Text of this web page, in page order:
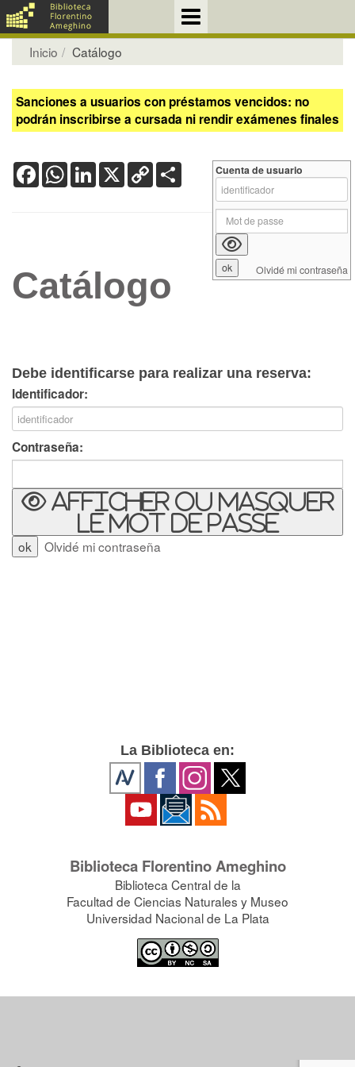
Inicio Catálogo
Sanciones a usuarios con préstamos vencidos: no
podrán inscribirse a cursada ni rendir exámenes finales
FacebookWhatsApp
LinkedIn
X Copy
Link
Catálogo
Debe identificarse para realizar una reserva:
Identificador:
Contraseña:
Afficher ou masquer
le mot de passe
Olvidé mi contraseña
Cuenta de usuario
Olvidé mi contraseña
La Biblioteca en:
Biblioteca Florentino Ameghino
Biblioteca Central de la
Facultad de Ciencias Naturales y Museo
Universidad Nacional de La Plata